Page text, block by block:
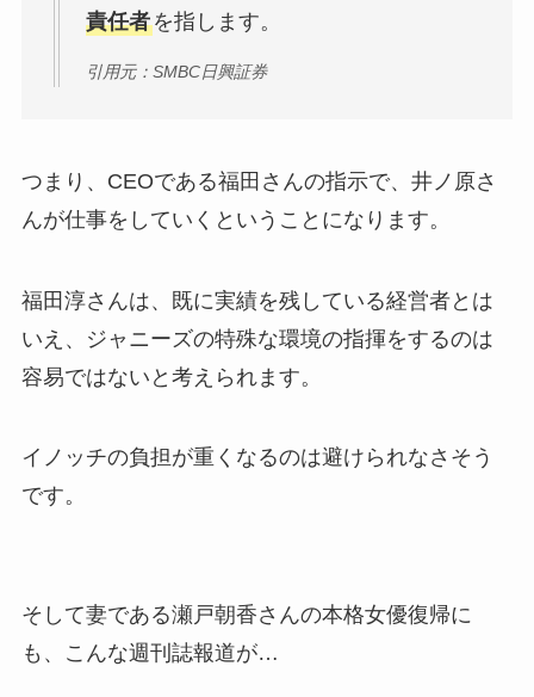
責任者を指します。
引用元：SMBC日興証券
つまり、CEOである福田さんの指示で、井ノ原さ
んが仕事をしていくということになります。
福田淳さんは、既に実績を残している経営者とは
いえ、ジャニーズの特殊な環境の指揮をするのは
容易ではないと考えられます。
イノッチの負担が重くなるのは避けられなさそう
です。
そして妻である瀬戸朝香さんの本格女優復帰に
も、こんな週刊誌報道が…